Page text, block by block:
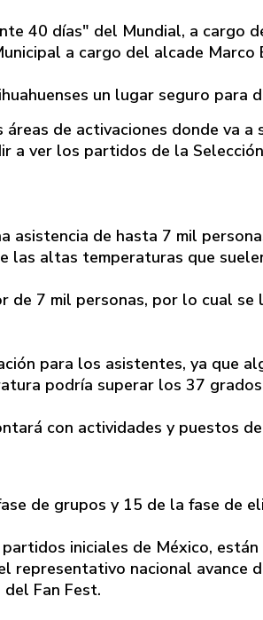
40 días" del Mundial, a cargo
a cargo del alcade Marco
un lugar seguro para
de activaciones donde va
a ver los partidos de la
asistencia de hasta 7 mil
las altas temperaturas que
de 7 mil personas, por lo cual
para los asistentes, ya que
podría superar los 37
con actividades y puestos
de grupos y 15 de la fase de
iniciales de México,
representativo nacional avance
Fan Fest.